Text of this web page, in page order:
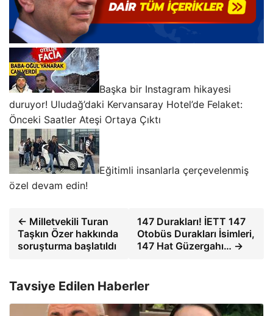
Başka bir Instagram hikayesi
duruyor! Uludağ’daki Kervansaray Hotel’de Felaket:
Önceki Saatler Ateşi Ortaya Çıktı
Eğitimli insanlarla çerçevelenmiş
özel devam edin!
← Milletvekili Turan
Taşkın Özer hakkında
soruşturma başlatıldı
147 Durakları! İETT 147
Otobüs Durakları İsimleri,
147 Hat Güzergahı… →
Tavsiye Edilen Haberler